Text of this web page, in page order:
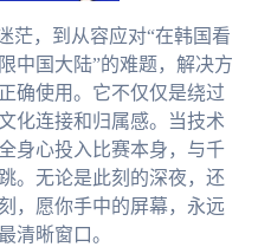
茫，到从容应对“在韩国看
中国大陆”的难题，解决方
确使用。它不仅仅是绕过
化连接和归属感。当技术
身心投入比赛本身，与千
。无论是此刻的深夜，还
，愿你手中的屏幕，永远
清晰窗口。